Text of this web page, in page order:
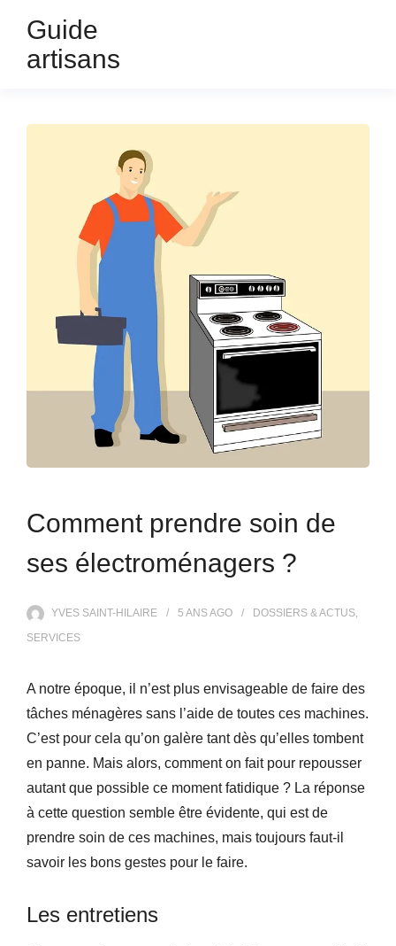
Guide
artisans
Comment prendre soin de
ses électroménagers ?
YVES SAINT-HILAIRE 5 ANSAGO DOSSIERS & ACTUS,
SERVICES
A notre époque, il n’est plus envisageable de faire des
tâches ménagères sans l’aide de toutes ces machines.
C’est pour cela qu’on galère tant dès qu’elles tombent
en panne. Mais alors, comment on fait pour repousser
autant que possible ce moment fatidique ? La réponse
à cette question semble être évidente, qui est de
prendre soin de ces machines, mais toujours faut-il
savoir les bons gestes pour le faire.
Les entretiens